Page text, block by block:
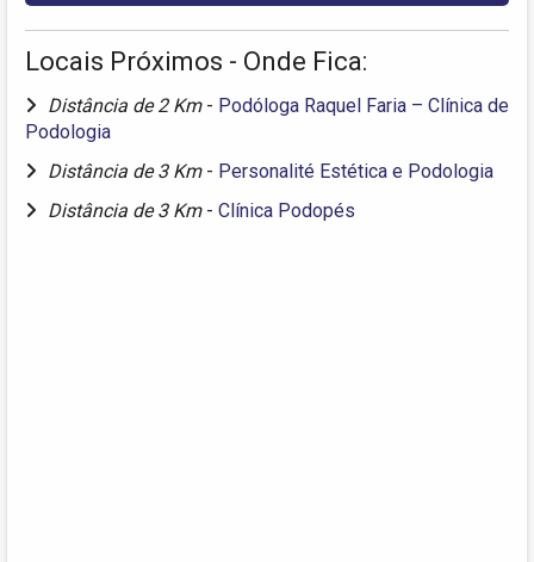
Locais Próximos - Onde Fica:
Distância de 2 Km - Podóloga Raquel Faria – Clínica de
Podologia
Distância de 3 Km - Personalité Estética e Podologia
Distância de 3 Km - Clínica Podopés